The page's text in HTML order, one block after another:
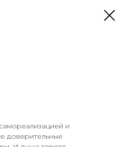
и
доверительные